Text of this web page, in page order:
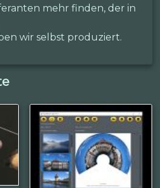
mehr finden, der in
wir selbst produziert.